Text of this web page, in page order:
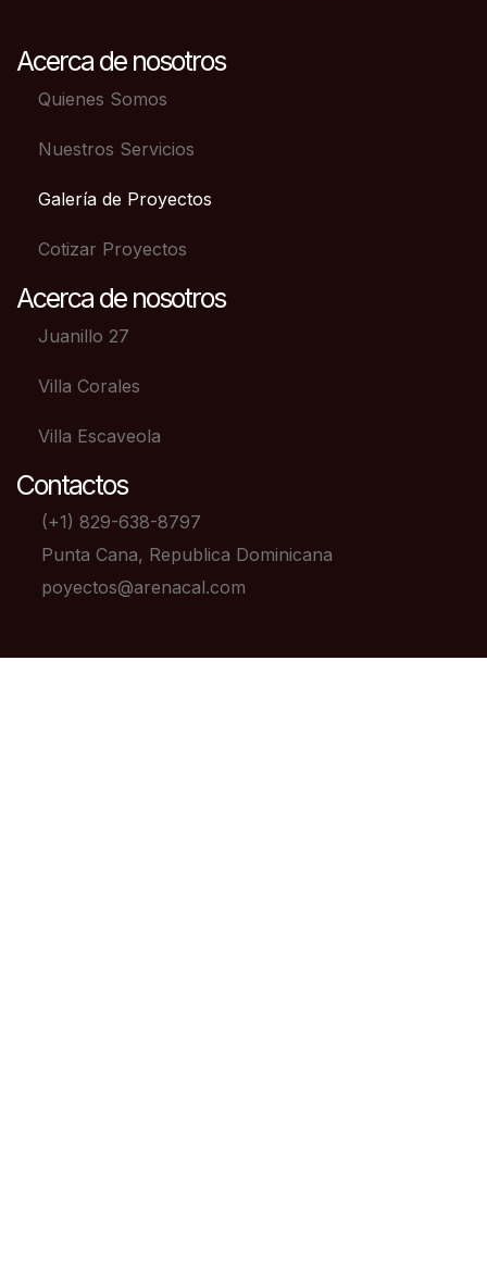
Acerca de nosotros
Quienes Somos
Nuestros Servicios
Galería de Proyectos
Cotizar Proyectos
Acerca de nosotros
Juanillo 27
Villa Corales
Villa Escaveola
Contactos
(+1) 829-638-8797
Punta Cana, Republica Dominicana
poyectos@arenacal.com